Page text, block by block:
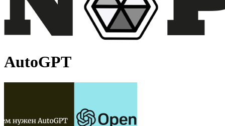
AutoGPT